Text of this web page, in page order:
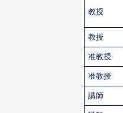
教授
教授
准教授
准教授
講師